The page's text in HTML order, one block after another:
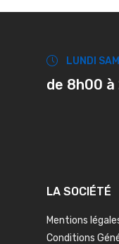
LUNDI
de 8h00
LA SOCIÉTÉ
Mentions
Conditions